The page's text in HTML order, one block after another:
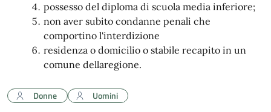
possesso del diploma di scuola media inferiore;
non aver subito condanne penali che
comportino l'interdizione
residenza o domicilio o stabile recapito in un
comune dellaregione.
Donne Uomini